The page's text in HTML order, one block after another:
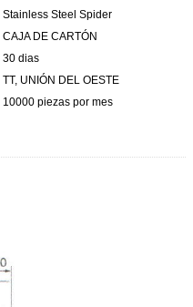
Stainless Steel Spider
CAJA DE CARTÓN
30 dias
TT, UNIÓN DEL OESTE
10000 piezas por mes